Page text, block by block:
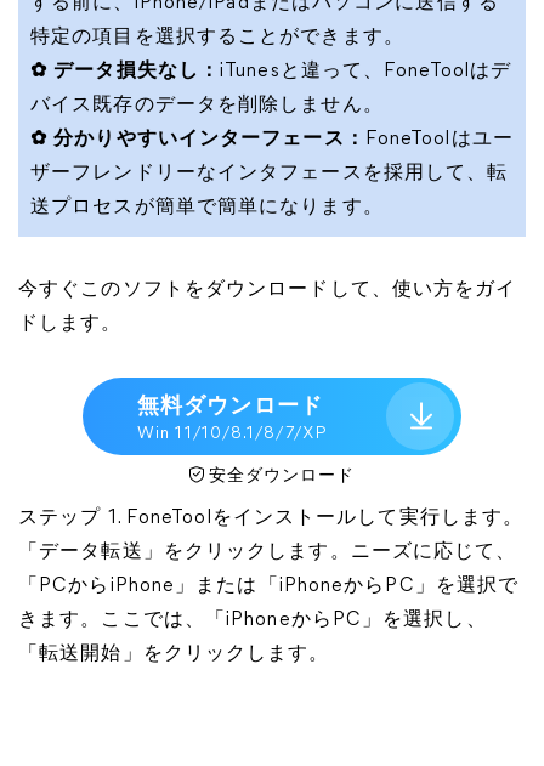
特定の項目を選択することができます。
✿ データ損失なし： iTunesと違って、FoneToolはデ
バイス既存のデータを削除しません。
✿ 分かりやすいインターフェース：
FoneToolはユー
ザーフレンドリーなインタフェースを採用して、転
送プロセスが簡単で簡単になります。
今すぐこのソフトをダウンロードして、使い方をガイ
ドします。
無料ダウンロード
Win 11/10/8.1/8/7/XP
安全ダウンロード
ステップ 1. FoneToolをインストールして実行します。
「データ転送」をクリックします。ニーズに応じて、
「PCからiPhone」または「iPhoneからPC」を選択で
きます。ここでは、「iPhoneからPC」を選択し、
「転送開始」をクリックします。